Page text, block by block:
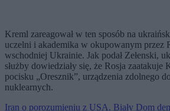
Kreml zareagował w ten sposób na
uczelni i akademika w okupowanym przez
wschodniej Ukrainie. Jak podał Zełenski,
służby dowiedziały się, że Rosja
pocisku „Oresznik”, urządzenia zdolnego
nuklearnych.
Iran o porozumieniu z USA. Biały Dom